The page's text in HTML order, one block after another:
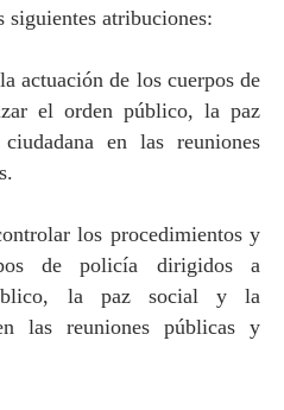
siguientes atribuciones:
actuación de los cuerpos de
el orden público, la paz
en las reuniones
los procedimientos y
de policía dirigidos a
la paz social y la
las reuniones públicas y